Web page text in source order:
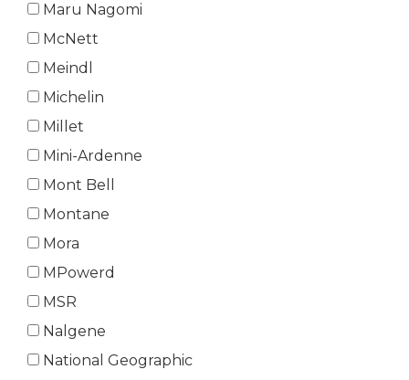
Maru Nagomi
McNett
Meindl
Michelin
Millet
Mini-Ardenne
Mont Bell
Montane
Mora
MPowerd
MSR
Nalgene
National Geographic